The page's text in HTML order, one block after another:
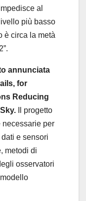
al
più basso
è circa la metà
annunciata
for
Reducing
Il progetto
necessarie per
e sensori
metodi di
osservatori